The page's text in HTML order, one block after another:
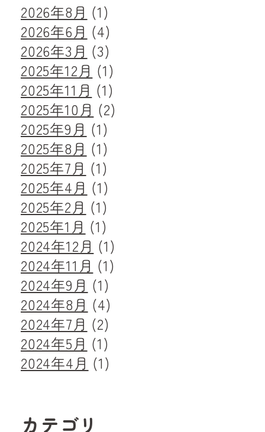
2026年8月 (1)
2026年6月 (4)
2026年3月 (3)
2025年12月 (1)
2025年11月 (1)
2025年10月 (2)
2025年9月 (1)
2025年8月 (1)
2025年7月 (1)
2025年4月 (1)
2025年2月 (1)
2025年1月 (1)
2024年12月 (1)
2024年11月 (1)
2024年9月 (1)
2024年8月 (4)
2024年7月 (2)
2024年5月 (1)
2024年4月 (1)
カテゴリ